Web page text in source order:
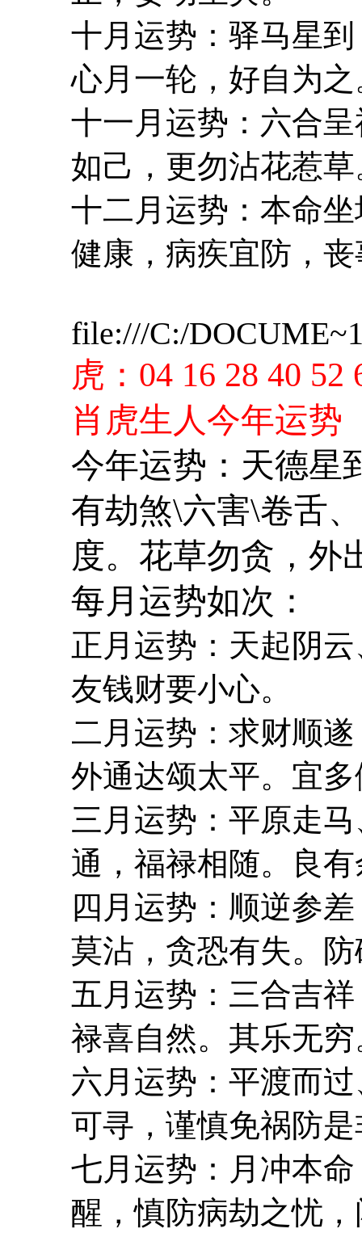
十月运势：驿马星
心月一轮，好自为之
十一月运势：六合
如己，更勿沾花惹草
十二月运势：本命
健康，病疾宜防，
file:///C:/
虎： 04 16 28 40 52
肖虎生人今年运势
今年运势：天德星
有劫煞\六害\卷舌
度。花草勿贪，外
每月运势如次：
正月运势：天起阴
友钱财要小心。
二月运势：求财顺
外通达颂太平。宜
三月运势：平原走
通，福禄相随。良
四月运势：顺逆参
莫沾，贪恐有失。
五月运势：三合吉
禄喜自然。其乐无穷
六月运势：平渡而
可寻，谨慎免祸防
七月运势：月冲本
醒，慎防病劫之忧